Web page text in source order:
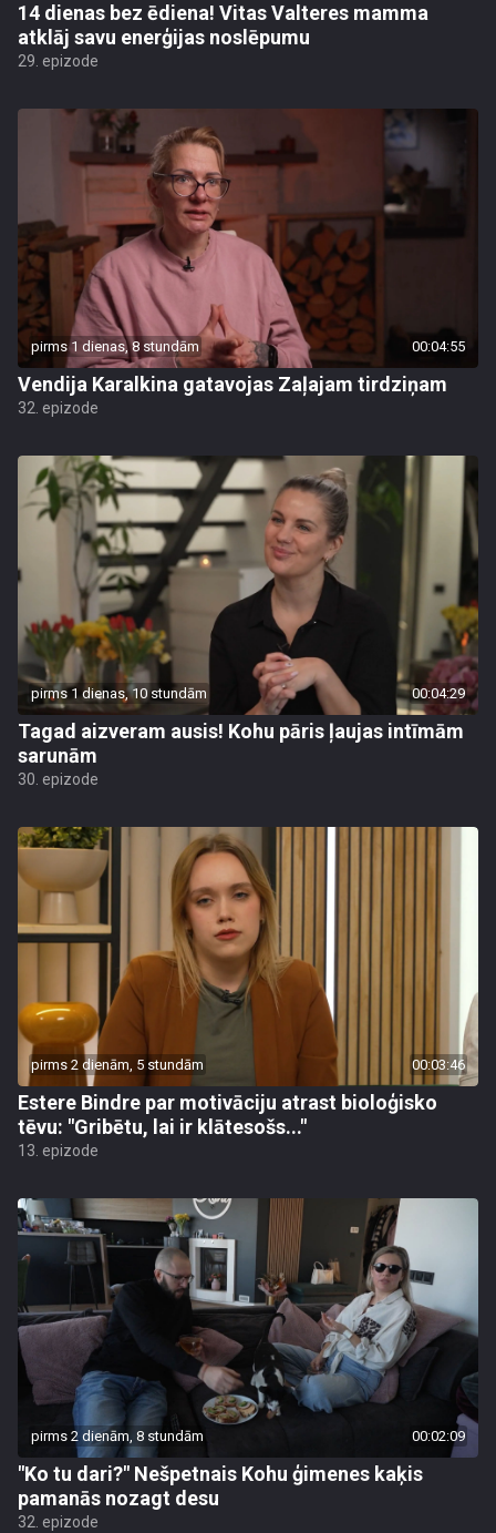
14 dienas bez ēdiena! Vitas Valteres mamma
atklāj savu enerģijas noslēpumu
29. epizode
pirms 1 dienas, 8 stundām 00:04:55
Vendija Karalkina gatavojas Zaļajam tirdziņam
32. epizode
pirms 1 dienas, 10 stundām 00:04:29
Tagad aizveram ausis! Kohu pāris ļaujas intīmām
sarunām
30. epizode
pirms 2 dienām, 5 stundām 00:03:46
Estere Bindre par motivāciju atrast bioloģisko
tēvu: "Gribētu, lai ir klātesošs..."
13. epizode
pirms 2 dienām, 8 stundām 00:02:09
"Ko tu dari?" Nešpetnais Kohu ģimenes kaķis
pamanās nozagt desu
32. epizode